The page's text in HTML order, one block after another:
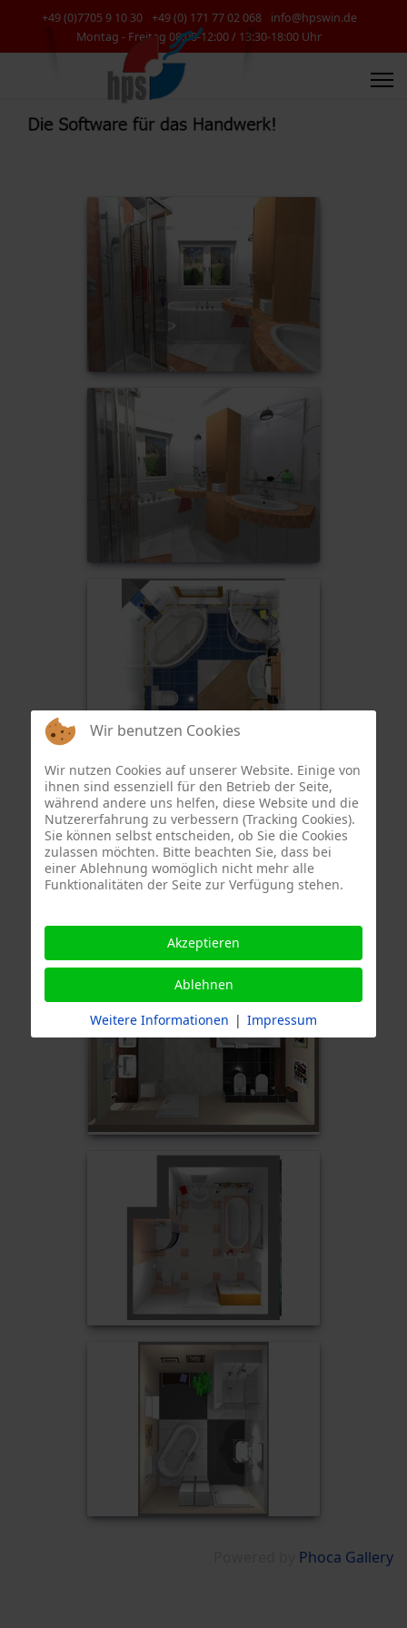
+49 (0)7705 9 10 30 +49 (0) 171 77 02 068
info@hpswin.de
Montag - Freitag 08:00-12:00 / 13:30-18:00 Uhr
Phoca Gallery
Wir benutzen Cookies
Wir nutzen Cookies auf unserer Website. Einige von
ihnen sind essenziell für den Betrieb der Seite,
während andere uns helfen, diese Website und die
Nutzererfahrung zu verbessern (Tracking Cookies).
Sie können selbst entscheiden, ob Sie die Cookies
zulassen möchten. Bitte beachten Sie, dass bei
einer Ablehnung womöglich nicht mehr alle
Funktionalitäten der Seite zur Verfügung stehen.
Akzeptieren
Ablehnen
Weitere Informationen | Impressum